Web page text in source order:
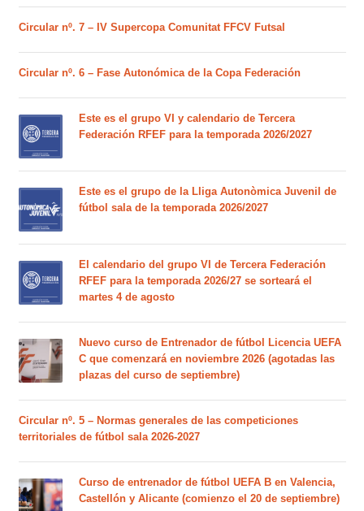
Circular nº. 7 – IV Supercopa Comunitat FFCV Futsal
Circular nº. 6 – Fase Autonómica de la Copa Federación
Este es el grupo VI y calendario de Tercera
Federación RFEF para la temporada 2026/2027
Este es el grupo de la Lliga Autonòmica Juvenil de
fútbol sala de la temporada 2026/2027
El calendario del grupo VI de Tercera Federación
RFEF para la temporada 2026/27 se sorteará el
martes 4 de agosto
Nuevo curso de Entrenador de fútbol Licencia UEFA
C que comenzará en noviembre 2026 (agotadas las
plazas del curso de septiembre)
Circular nº. 5 – Normas generales de las competiciones
territoriales de fútbol sala 2026-2027
Curso de entrenador de fútbol UEFA B en Valencia,
Castellón y Alicante (comienzo el 20 de septiembre)